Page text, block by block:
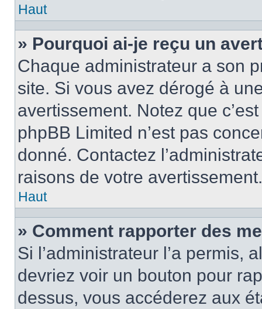
Haut
» Pourquoi ai-je reçu un
Chaque administrateur a son
site. Si vous avez dérogé à
avertissement. Notez que
phpBB Limited n’est pas
donné. Contactez
raisons de votre avertissement.
Haut
» Comment rapporter des
Si l’administrateur l’a permis,
devriez voir un bouton pour
dessus, vous accéderez aux